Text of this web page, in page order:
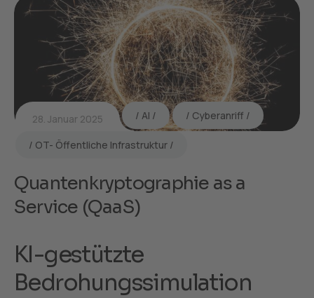
28. Januar 2025 AI Cyberanriff
OT- Öffentliche Infrastruktur
Quantenkryptographie as a
Service (QaaS)
KI-gestützte
Bedrohungssimulation